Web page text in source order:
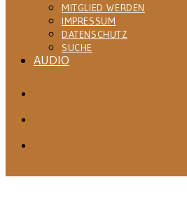
MITGLIED WERDEN
IMPRESSUM
DATENSCHUTZ
SUCHE
AUDIO